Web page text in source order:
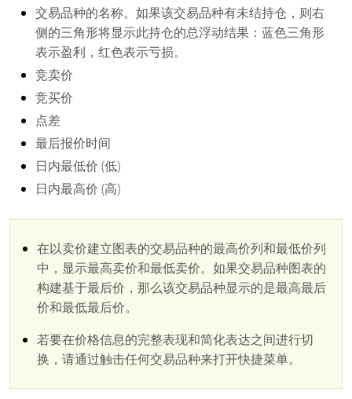
交易品种的名称。如果该交易品种有未结持仓，则右
侧的三角形将显示此持仓的总浮动结果：蓝色三角形
表示盈利，红色表示亏损。
竞卖价
竞买价
点差
最后报价时间
日内最低价 (低)
日内最高价 (高)
在以卖价建立图表的交易品种的最高价列和最低价列
中，显示最高卖价和最低卖价。如果交易品种图表的
构建基于最后价，那么该交易品种显示的是最高最后
价和最低最后价。
若要在价格信息的完整表现和简化表达之间进行切
换，请通过触击任何交易品种来打开快捷菜单。